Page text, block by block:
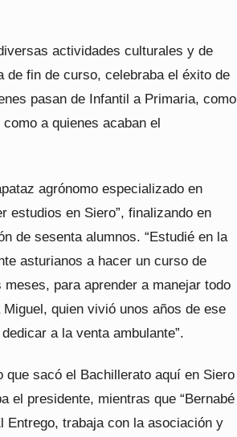
actividades culturales y de
de fin de curso, celebraba el éxito de
pasan de Infantil a Primaria, como
a quienes acaban el
agrónomo especializado en
estudios en Siero”, finalizando en
de sesenta alumnos. “Estudié en la
asturianos a hacer un curso de
para aprender a manejar todo
quien vivió unos años de ese
a la venta ambulante”.
que sacó el Bachillerato aquí en Siero
el presidente, mientras que “Bernabé
Entrego, trabaja con la asociación y